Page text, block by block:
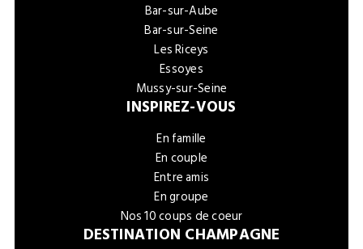
Bar-sur-Aube
Bar-sur-Seine
Les Riceys
Essoyes
Mussy-sur-Seine
INSPIREZ-VOUS
En famille
En couple
Entre amis
En groupe
Nos 10 coups de coeur
DESTINATION CHAMPAGNE